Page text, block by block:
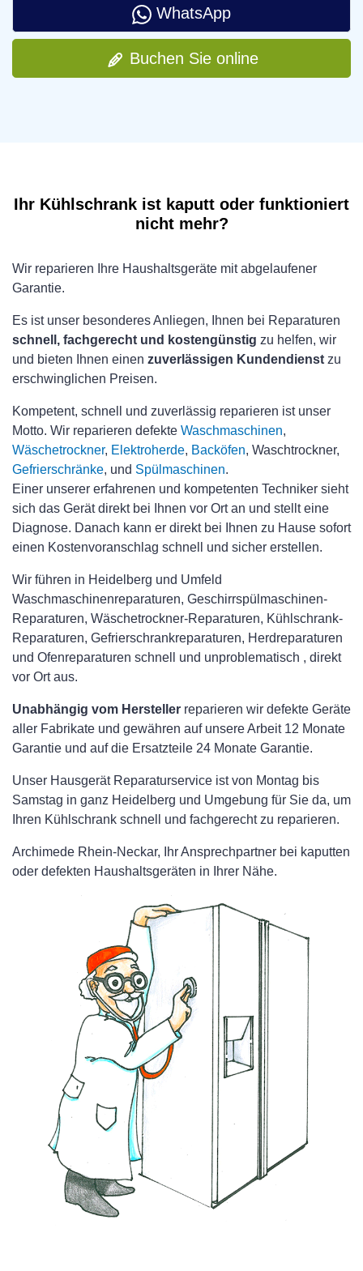
WhatsApp
Buchen Sie online
Ihr Kühlschrank ist kaputt oder funktioniert
nicht mehr?
Wir reparieren Ihre Haushaltsgeräte mit abgelaufener
Garantie.
Es ist unser besonderes Anliegen, Ihnen bei Reparaturen
schnell, fachgerecht und kostengünstig zu helfen, wir
und bieten Ihnen einen zuverlässigen Kundendienst zu
erschwinglichen Preisen.
Kompetent, schnell und zuverlässig reparieren ist unser
Motto. Wir reparieren defekte Waschmaschinen,
Wäschetrockner, Elektroherde, Backöfen, Waschtrockner,
Gefrierschränke, und Spülmaschinen.
Einer unserer erfahrenen und kompetenten Techniker sieht
sich das Gerät direkt bei Ihnen vor Ort an und stellt eine
Diagnose. Danach kann er direkt bei Ihnen zu Hause sofort
einen Kostenvoranschlag schnell und sicher erstellen.
Wir führen in Heidelberg und Umfeld
Waschmaschinenreparaturen, Geschirrspülmaschinen-
Reparaturen, Wäschetrockner-Reparaturen, Kühlschrank-
Reparaturen, Gefrierschrankreparaturen, Herdreparaturen
und Ofenreparaturen schnell und unproblematisch , direkt
vor Ort aus.
Unabhängig vom Hersteller reparieren wir defekte Geräte
aller Fabrikate und gewähren auf unsere Arbeit 12 Monate
Garantie und auf die Ersatzteile 24 Monate Garantie.
Unser Hausgerät Reparaturservice ist von Montag bis
Samstag in ganz Heidelberg und Umgebung für Sie da, um
Ihren Kühlschrank schnell und fachgerecht zu reparieren.
Archimede Rhein-Neckar, Ihr Ansprechpartner bei kaputten
oder defekten Haushaltsgeräten in Ihrer Nähe.